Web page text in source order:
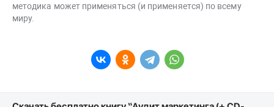
методика может применяться (и применяется) по всему
миру.